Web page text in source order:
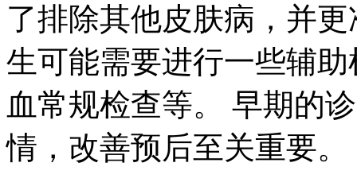
了排除其他皮肤病，并
生可能需要进行一些辅
血常规检查等。 早期的
情，改善预后至关重要。